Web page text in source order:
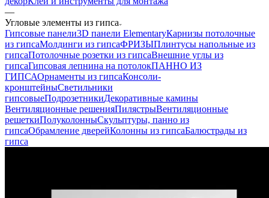
—
Угловые элементы из гипса
Гипсовые панели3D панели ElementaryКарнизы потолочные
из гипсаМолдинги из гипсаФРИЗЫПлинтусы напольные из
гипсаПотолочные розетки из гипсаВнешние углы из
гипсаГипсовая лепнина на потолокПАННО ИЗ
ГИПСАОрнаменты из гипсаКонсоли-
кронштейныСветильники
гипсовыеПодрозетникиДекоративные камины
Вентиляционные решенияПилястрыВентиляционные
решеткиПолуколонныСкульптуры, панно из
гипсаОбрамление дверейКолонны из гипсаБалюстрады из
гипса